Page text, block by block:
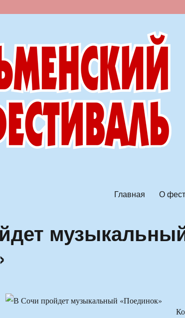
Главная О